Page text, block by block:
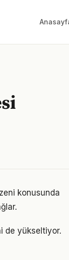
konusunda
de yükseltiyor.